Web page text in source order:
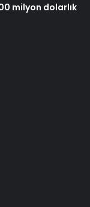
milyon dolarlık